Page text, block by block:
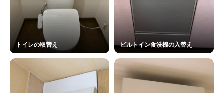
トイレの取替え ビルトイン食洗機の入替え